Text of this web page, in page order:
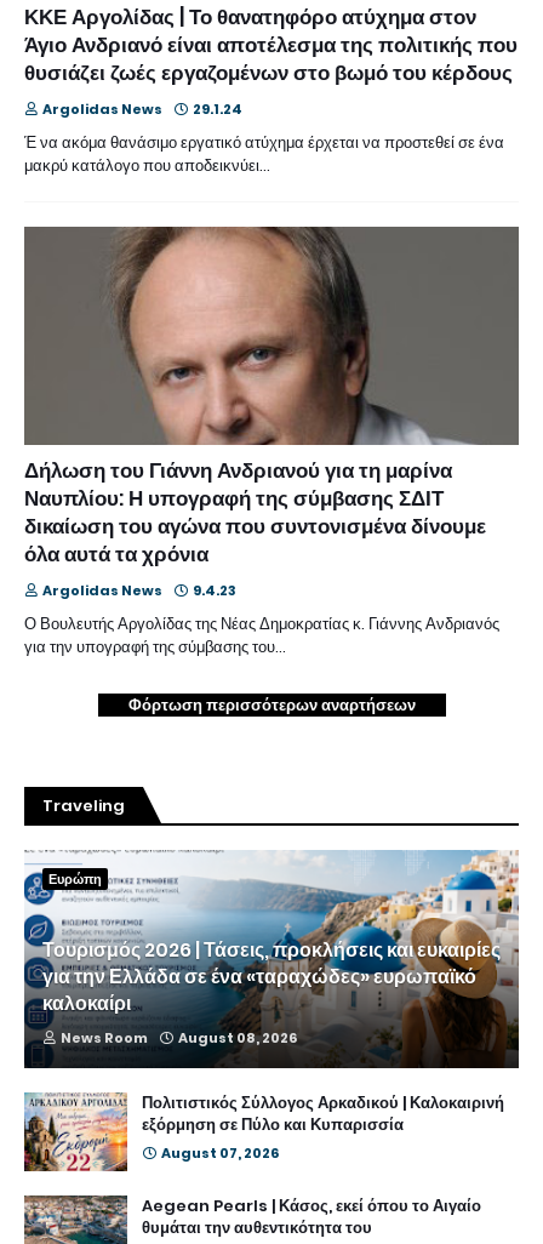
ΚΚΕ Αργολίδας | Το θανατηφόρο ατύχημα στον
Άγιο Ανδριανό είναι αποτέλεσμα της πολιτικής που
θυσιάζει ζωές εργαζομένων στο βωμό του κέρδους
Argolidas News 29.1.24
Έ να ακόμα θανάσιμο εργατικό ατύχημα έρχεται να προστεθεί σε ένα
μακρύ κατάλογο που αποδεικνύει…
Δήλωση του Γιάννη Ανδριανού για τη μαρίνα
Ναυπλίου: Η υπογραφή της σύμβασης ΣΔΙΤ
δικαίωση του αγώνα που συντονισμένα δίνουμε
όλα αυτά τα χρόνια
Argolidas News 9.4.23
Ο Βουλευτής Αργολίδας της Νέας Δημοκρατίας κ. Γιάννης Ανδριανός
για την υπογραφή της σύμβασης του…
Φόρτωση περισσότερων αναρτήσεων
Traveling
Ευρώπη
Τουρισμός 2026 | Τάσεις, προκλήσεις και ευκαιρίες
για την Ελλάδα σε ένα «ταραχώδες» ευρωπαϊκό
καλοκαίρι
News Room August 08, 2026
Πολιτιστικός Σύλλογος Αρκαδικού | Καλοκαιρινή
εξόρμηση σε Πύλο και Κυπαρισσία
August 07, 2026
Aegean Pearls | Κάσος, εκεί όπου το Αιγαίο
θυμάται την αυθεντικότητα του